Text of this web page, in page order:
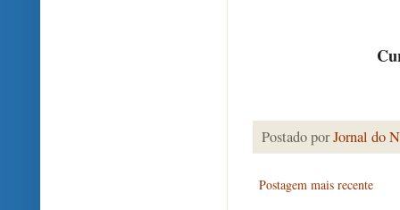
Postado porJornal do
Postagem mais recente